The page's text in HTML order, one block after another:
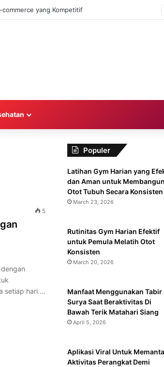
yang Kompetitif
5
setiap hari.…
Populer
Latihan Gym Harian yang
dan Aman untuk Membangun
Otot Tubuh Secara Konsisten
March 23, 2026
Rutinitas Gym Harian Efektif
untuk Pemula Melatih Otot
Konsisten
March 20, 2026
Manfaat Menggunakan Tabir
Surya Saat Beraktivitas Di
Bawah Terik Matahari Siang
April 5, 2026
Aplikasi Viral Untuk
Aktivitas Perangkat Demi